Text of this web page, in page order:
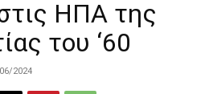
ΗΠΑ της
του ‘60
2024